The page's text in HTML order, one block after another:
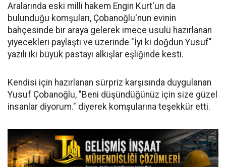
Aralarında eski milli hakem Engin Kurt'un da
bulunduğu komşuları, Çobanoğlu'nun evinin
bahçesinde bir araya gelerek imece usulü hazırlanan
yiyecekleri paylaştı ve üzerinde "İyi ki doğdun Yusuf"
yazılı iki büyük pastayı alkışlar eşliğinde kesti.
Kendisi için hazırlanan sürpriz karşısında duygulanan
Yusuf Çobanoğlu, "Beni düşündüğünüz için size güzel
insanlar diyorum." diyerek komşularına teşekkür etti.